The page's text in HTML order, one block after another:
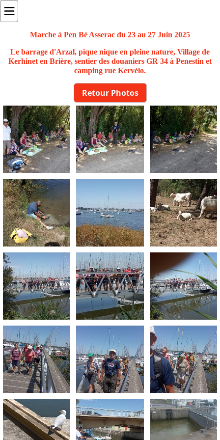
Marche à Pen Bé Asserac du 23 au 27 Juin 2025
Le barrage d'Arzal, pique nique en pleine nature, Village de
Kerhinet en Brière, sentier des douaniers GR 34 à Penestin et
camping rue Kervélo.
Retour Photos